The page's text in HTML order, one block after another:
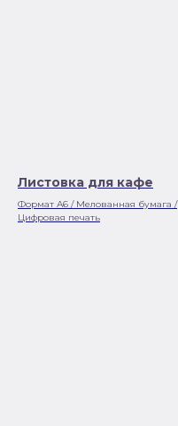
Листовка для кафе
Формат А6 / Мелованная бумага /
Цифровая печать